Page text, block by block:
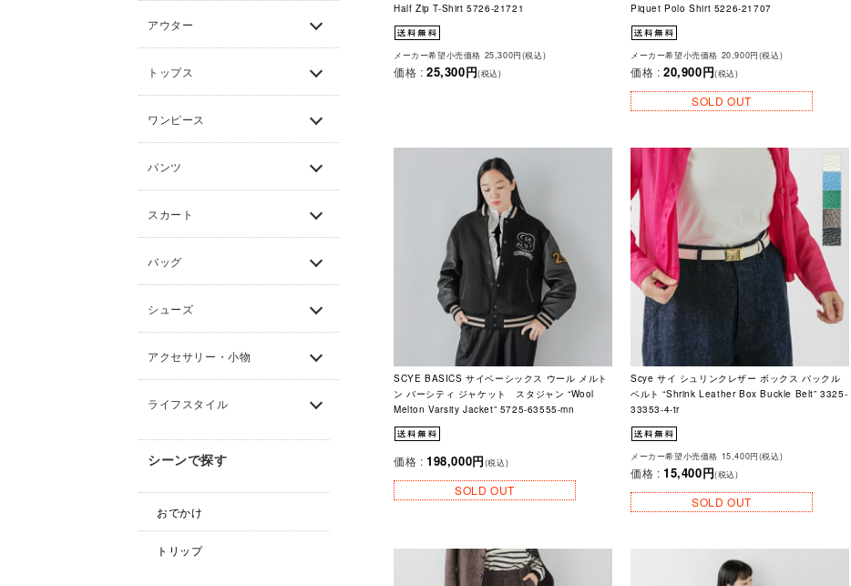
アウター
トップス
ワンピース
パンツ
スカート
バッグ
シューズ
アクセサリー・小物
ライフスタイル
シーンで探す
おでかけ
トリップ
Half Zip T-Shirt 5726-21721
メーカー希望小売価格 25,300円(税込)
価格 : 25,300円(税込)
Piquet Polo Shirt 5226-21707
メーカー希望小売価格 20,900円(税込)
価格 : 20,900円(税込)
SOLD OUT
SCYE BASICS サイベーシックス ウール メルト
ン バーシティ ジャケット スタジャン “Wool
Melton Varsity Jacket” 5725-63555-mn
価格 : 198,000円(税込)
SOLD OUT
Scye サイ シュリンクレザー ボックス バックル
ベルト “Shrink Leather Box Buckle Belt” 3325-
33353-4-tr
メーカー希望小売価格 15,400円(税込)
価格 : 15,400円(税込)
SOLD OUT